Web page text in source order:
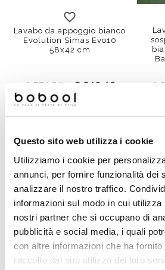
Questo sito web utilizza i cookie
Utilizziamo i cookie per
annunci, per fornire funzionalità dei
analizzare il nostro traffico.
informazioni sul modo in cui
nostri partner che si occupano di
pubblicità e social media, i quali
con altre informazioni che ha
raccolto dal suo utilizzo dei loro
Lavabo da appoggio bianco
Evolution Simas Evo10
58x42 cm
€ 374,54 € 249,46 €
Lavabo monoforo EVO11